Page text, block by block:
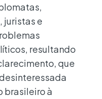
juristas e
resultando
que
brasileiro à